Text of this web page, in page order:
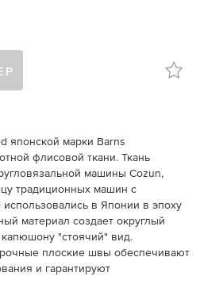
японской марки Barns
флисовой ткани. Ткань
машины Cozun,
традиционных машин с
в Японии в эпоху
материал создает округлый
капюшону "стоячий" вид.
плоские швы обеспечивают
и гарантируют